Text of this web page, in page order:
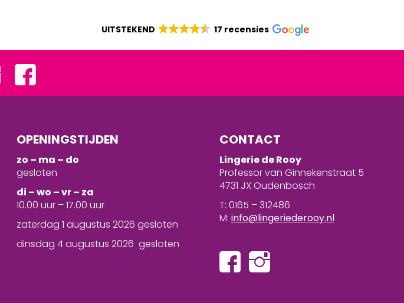
UITSTEKEND 17 recensies
OPENINGSTIJDEN
zo – ma – do
gesloten
di – wo – vr – za
10.00 uur – 17.00 uur
zaterdag 1 augustus 2026 gesloten
dinsdag 4 augustus 2026 gesloten
CONTACT
Lingerie de Rooy
Professor van Ginnekenstraat 5
4731 JX Oudenbosch
T: 0165 – 312486
M: info@lingeriederooy.nl